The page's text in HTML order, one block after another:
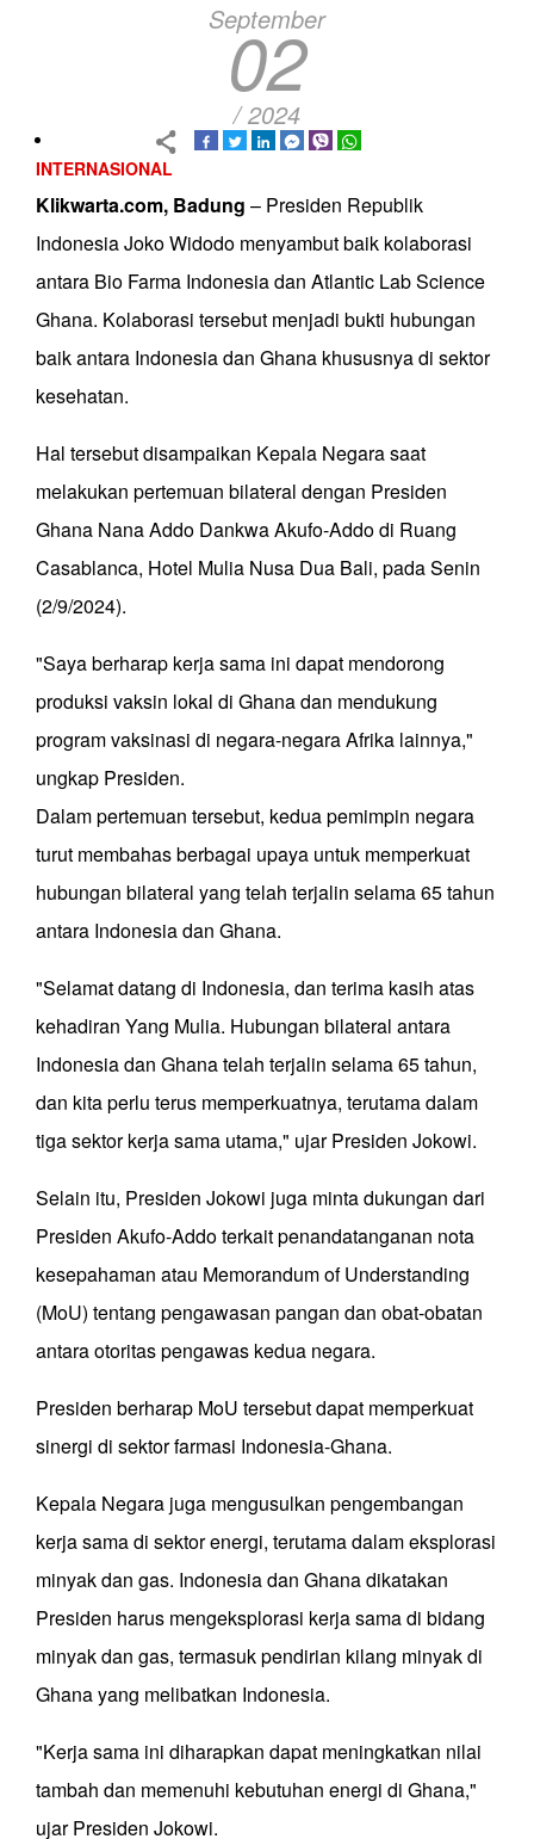
September
02
/ 2024
INTERNASIONAL
Klikwarta.com, Badung – Presiden Republik
Indonesia Joko Widodo menyambut baik kolaborasi
antara Bio Farma Indonesia dan Atlantic Lab Science
Ghana. Kolaborasi tersebut menjadi bukti hubungan
baik antara Indonesia dan Ghana khususnya di sektor
kesehatan.
Hal tersebut disampaikan Kepala Negara saat
melakukan pertemuan bilateral dengan Presiden
Ghana Nana Addo Dankwa Akufo-Addo di Ruang
Casablanca, Hotel Mulia Nusa Dua Bali, pada Senin
(2/9/2024).
"Saya berharap kerja sama ini dapat mendorong
produksi vaksin lokal di Ghana dan mendukung
program vaksinasi di negara-negara Afrika lainnya,"
ungkap Presiden.
Dalam pertemuan tersebut, kedua pemimpin negara
turut membahas berbagai upaya untuk memperkuat
hubungan bilateral yang telah terjalin selama 65 tahun
antara Indonesia dan Ghana.
"Selamat datang di Indonesia, dan terima kasih atas
kehadiran Yang Mulia. Hubungan bilateral antara
Indonesia dan Ghana telah terjalin selama 65 tahun,
dan kita perlu terus memperkuatnya, terutama dalam
tiga sektor kerja sama utama," ujar Presiden Jokowi.
Selain itu, Presiden Jokowi juga minta dukungan dari
Presiden Akufo-Addo terkait penandatanganan nota
kesepahaman atau Memorandum of Understanding
(MoU) tentang pengawasan pangan dan obat-obatan
antara otoritas pengawas kedua negara.
Presiden berharap MoU tersebut dapat memperkuat
sinergi di sektor farmasi Indonesia-Ghana.
Kepala Negara juga mengusulkan pengembangan
kerja sama di sektor energi, terutama dalam eksplorasi
minyak dan gas. Indonesia dan Ghana dikatakan
Presiden harus mengeksplorasi kerja sama di bidang
minyak dan gas, termasuk pendirian kilang minyak di
Ghana yang melibatkan Indonesia.
"Kerja sama ini diharapkan dapat meningkatkan nilai
tambah dan memenuhi kebutuhan energi di Ghana,"
ujar Presiden Jokowi.